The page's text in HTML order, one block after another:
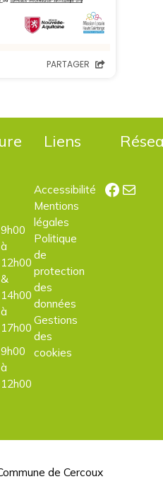
9h00
à
12h00
&
14h00
à
17h00
9h00
à
12h00
Liens
Accessibilité
Mentions
légales
Politique
de
protection
des
données
Gestions
des
cookies
E-mail
de Cercoux